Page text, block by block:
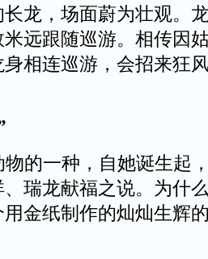
龙，场面蔚为壮观。
远跟随巡游。相传因
相连巡游，会招来狂
的一种，自她诞生起
瑞龙献福之说。为什
金纸制作的灿灿生辉